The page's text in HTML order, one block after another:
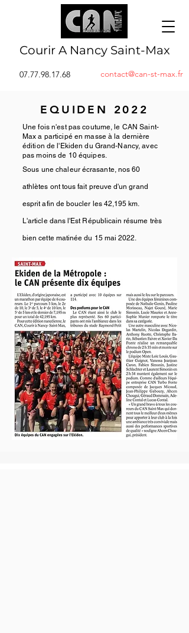
Courir A Nancy Saint-Max
07.77.98.17.68 contact@can-st-max.fr
EQUIDEN 2022
Une fois n'est pas coutume, le CAN Saint-
Max a participé en masse à la dernière
édition de l'Ekiden du Grand-Nancy, avec
pas moins de 10 équipes.
Sous une chaleurécrasante, nos 60
athlètes ont tous fait preuve d'un grand
esprit afin de boucler les 42,195 km.
L'article dans l'Est Républicain résume très
bien cette matinée du 15 mai 2022.